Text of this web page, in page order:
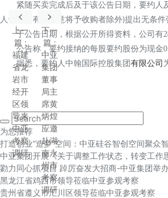
紧随买卖完成后及于该公告日期，要约人
人士已拥有或同意将予收购者除外)提出无条件
于公告日期，根据公开所得资料，公司有
公告称，要约接纳的每股要约股份为现金
据悉，要约人中翰国际控股集团 有限公司
上一
篇 :
福建
省龙
岩市
经开
区领
导来
中亚
考察
调研
下一
篇 :
中亚
集团
董事
局主
席黄
炳煌
应邀
赴湖
南永
州市
考察
调研
为您推荐
打造创业“造梦”空间：中亚硅谷智创空间聚众
中亚集团开展《关于调整工作状态，转变工
勠力同心抓项目 踔厉奋发大招商-中亚集团举
黑龙江省鸡西市领导莅临中亚参观考察
贵州省遵义市汇川区领导莅临中亚参观考察